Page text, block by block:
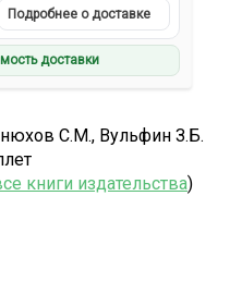
Подробнее о доставке
доставки
С.М., Вульфин З.Б.
книги издательства)